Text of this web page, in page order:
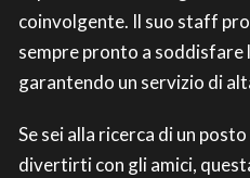
coinvolgente. Il suo staff
sempre pronto a soddisfare
garantendo un servizio di
Se sei alla ricerca di un
divertirti con gli amici,